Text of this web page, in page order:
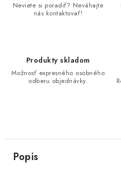
Neviete si poradiť? Neváhajte
nás kontaktovať!
Produkty skladom
Možnosť expresného osobného
odberu objednávky.
Popis